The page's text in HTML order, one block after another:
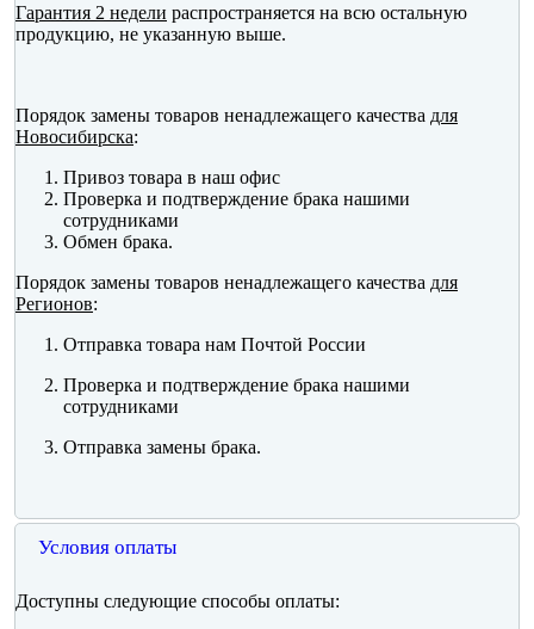
Гарантия 2 недели распространяется на всю остальную
продукцию, не указанную выше.
Порядок замены товаров ненадлежащего качества для
Новосибирска:
Привоз товара в наш офис
Проверка и подтверждение брака нашими
сотрудниками
Обмен брака.
Порядок замены товаров ненадлежащего качества для
Регионов:
Отправка товара нам Почтой России
Проверка и подтверждение брака нашими
сотрудниками
Отправка замены брака.
Условия оплаты
Доступны следующие способы оплаты: